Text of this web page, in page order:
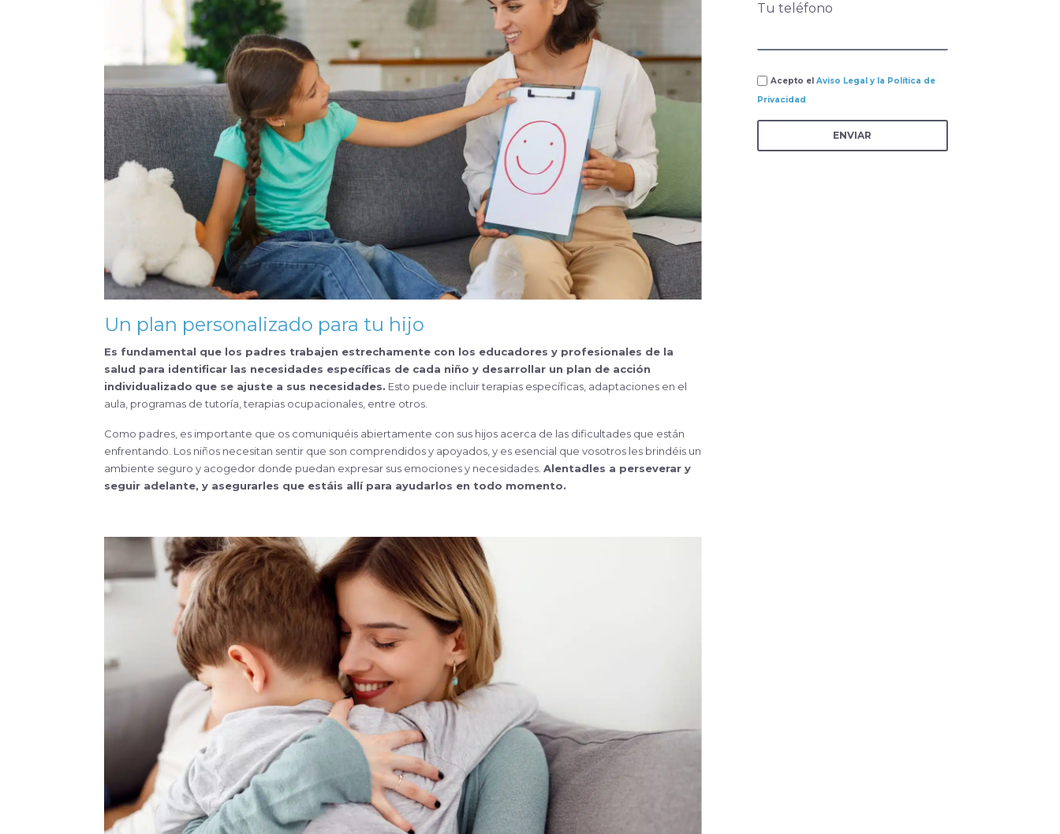
Un plan personalizado para tu hijo
Es fundamental que los padres trabajen estrechamente con los educadores y profesionales de la
salud para identificar las necesidades específicas de cada niño y desarrollar un plan de acción
individualizado que se ajuste a sus necesidades. Esto puede incluir terapias específicas, adaptaciones en el
aula, programas de tutoría, terapias ocupacionales, entre otros.
Como padres, es importante que os comuniquéis abiertamente con sus hijos acerca de las dificultades que están
enfrentando. Los niños necesitan sentir que son comprendidos y apoyados, y es esencial que vosotros les brindéis un
ambiente seguro y acogedor donde puedan expresar sus emociones y necesidades. Alentadles a perseverar y
seguir adelante, y asegurarles que estáis allí para ayudarlos en todo momento.
Tu teléfono
Acepto el Aviso Legal y la Política de
Privacidad
ENVIAR